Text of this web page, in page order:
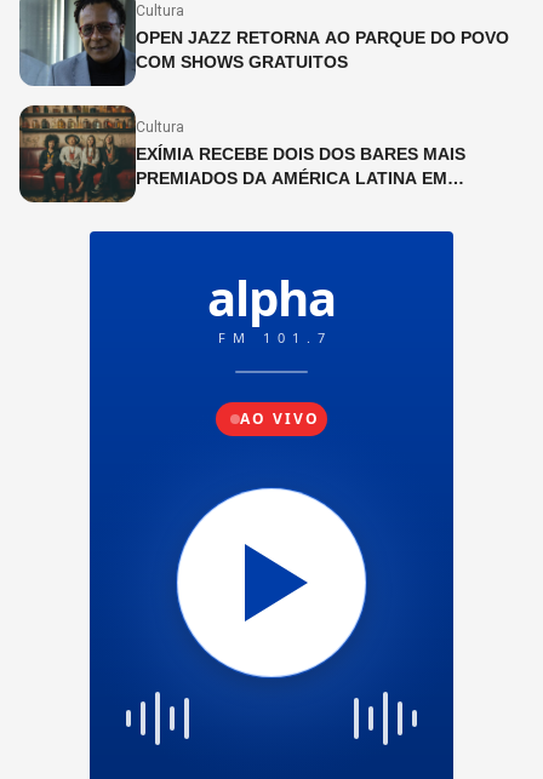
Cultura
OPEN JAZZ RETORNA AO PARQUE DO POVO
COM SHOWS GRATUITOS
Cultura
EXÍMIA RECEBE DOIS DOS BARES MAIS
PREMIADOS DA AMÉRICA LATINA EM